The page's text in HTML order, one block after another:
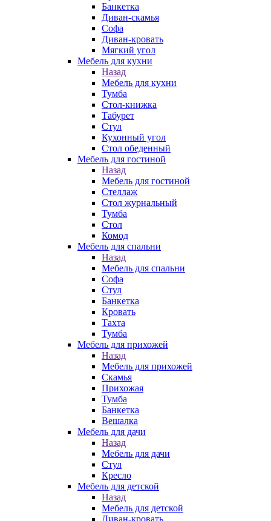
Банкетка
Диван-скамья
Софа
Диван-кровать
Мягкий угол
Мебель для кухни
Назад
Мебель для кухни
Тумба
Стол-книжка
Табурет
Стул
Кухонный угол
Стол обеденный
Мебель для гостиной
Назад
Мебель для гостиной
Стеллаж
Стол журнальный
Тумба
Стол
Комод
Мебель для спальни
Назад
Мебель для спальни
Софа
Стул
Банкетка
Кровать
Тахта
Тумба
Мебель для прихожей
Назад
Мебель для прихожей
Скамья
Прихожая
Тумба
Банкетка
Вешалка
Мебель для дачи
Назад
Мебель для дачи
Стул
Кресло
Мебель для детской
Назад
Мебель для детской
Диван-кровать